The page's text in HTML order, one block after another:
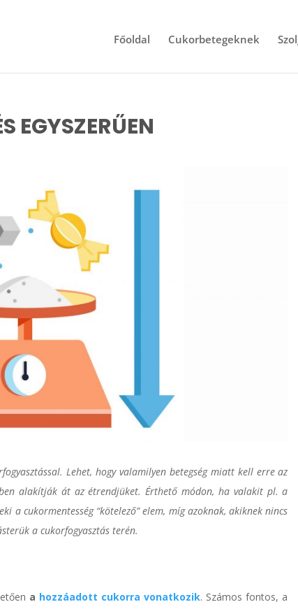
Főoldal Cukorbetegeknek
EGYSZERŰEN
Lehet, hogy valamilyen betegség miatt kell erre az
alakítják át az étrendjüket. Érthető módon, ha valakit pl. a
a cukormentesség “kötelező” elem, míg azoknak, akiknek nincs
a cukorfogyasztás terén.
a hozzáadott cukorra vonatkozik. Számos fontos, a